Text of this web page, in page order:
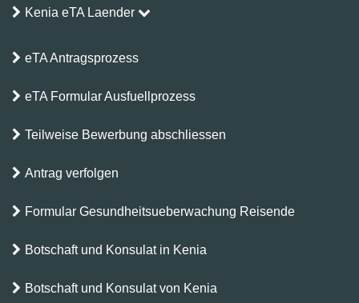
Kenia eTA Laender
eTA Antragsprozess
eTA Formular Ausfuellprozess
Teilweise Bewerbung abschliessen
Antrag verfolgen
Formular Gesundheitsueberwachung Reisende
Botschaft und Konsulat in Kenia
Botschaft und Konsulat von Kenia